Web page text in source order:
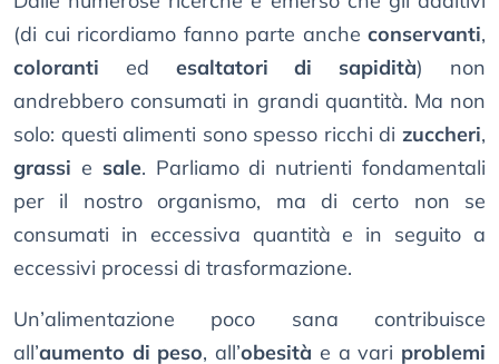
(di cui ricordiamo fanno parte anche conservanti,
coloranti ed esaltatori di sapidità) non
andrebbero consumati in grandi quantità. Ma non
solo: questi alimenti sono spesso ricchi di zuccheri,
grassi e sale. Parliamo di nutrienti fondamentali
per il nostro organismo, ma di certo non se
consumati in eccessiva quantità e in seguito a
eccessivi processi di trasformazione.
Un’alimentazione poco sana contribuisce
all’aumento di peso, all’obesità e a vari problemi